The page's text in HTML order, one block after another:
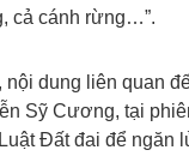
cả cánh rừng…”.
dung liên quan
Sỹ Cương, tại
Đất đai để ngăn